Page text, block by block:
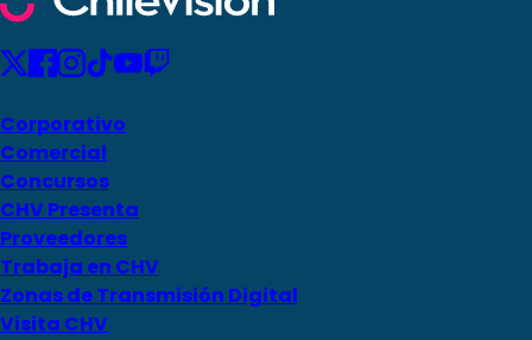
Corporativo
Comercial
Concursos
CHV Presenta
Proveedores
Trabaja en CHV
Zonas de Transmisión Digital
Visita CHV